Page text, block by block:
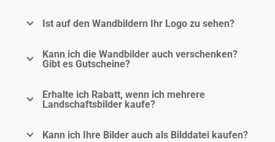
Ist auf den Wandbildern Ihr Logo zu sehen?
Kann ich die Wandbilder auch verschenken?
Gibt es Gutscheine?
Erhalte ich Rabatt, wenn ich mehrere
Landschaftsbilder kaufe?
Kann ich Ihre Bilder auch als Bilddatei kaufen?